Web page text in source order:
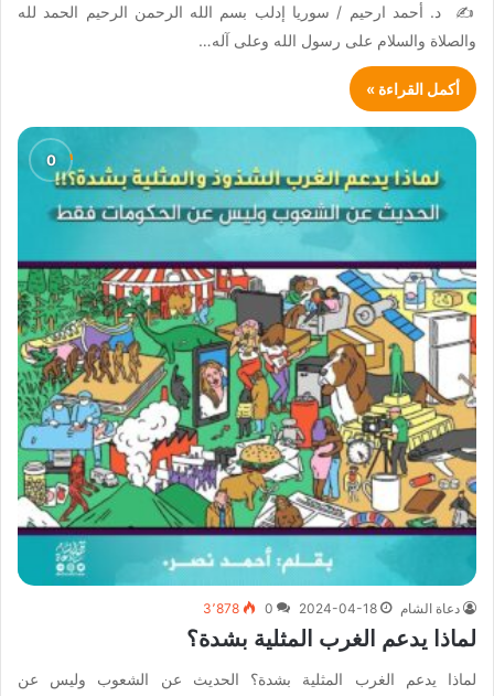
✍️ د. أحمد ارحيم / سوريا إدلب بسم الله الرحمن الرحيم الحمد لله
والصلاة والسلام على رسول الله وعلى آله…
أكمل القراءة »
دعاة الشام 2024-04-18
0 3٬878
لماذا يدعم الغرب المثلية بشدة؟
لماذا يدعم الغرب المثلية بشدة؟ الحديث عن الشعوب وليس عن